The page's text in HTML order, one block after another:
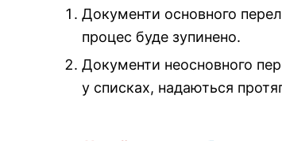
Документи основного
процес буде зупинено.
Документи неосновного
у списках, надаються